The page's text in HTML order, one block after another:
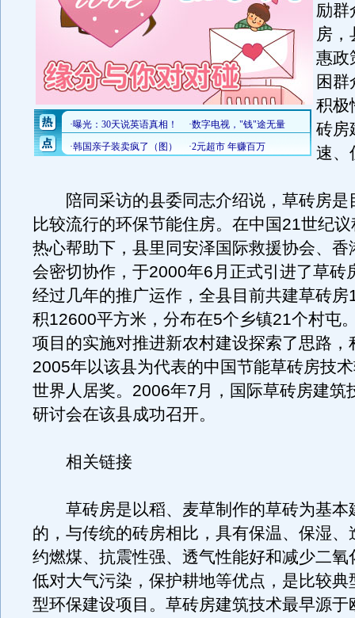
励群
房，
惠政
困
积极
砖房
速、
陪同采访的县委同志介绍说，草砖房是
比较流行的环保节能住房。在中国21世纪
热心帮助下，县里同安泽国际救援协会、香
会密切协作，于2000年6月正式引进了草砖
经过几年的推广运作，全县目前共建草砖房
积12600平方米，分布在5个乡镇21个村屯
项目的实施对推进新农村建设探索了思路，
2005年以该县为代表的中国节能草砖房技
世界人居奖。2006年7月，国际草砖房建筑
研讨会在该县成功召开。
相关链接
草砖房是以稻、麦草制作的草砖为基本
的，与传统的砖房相比，具有保温、保湿、
约燃煤、抗震性强、透气性能好和减少二氧
低对大气污染，保护耕地等优点，是比较典
型环保建设项目。草砖房建筑技术最早源于